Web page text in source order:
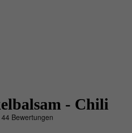
- Chili